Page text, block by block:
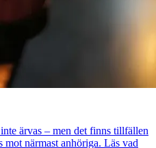
ärvas – men det finns tillfällen
närmast anhöriga. Läs vad